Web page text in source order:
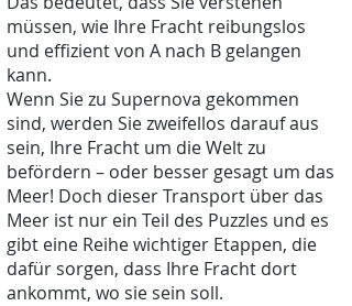
müssen, wie Ihre Fracht reibungslos
und effizient von A nach B gelangen
kann.
Wenn Sie zu Supernova gekommen
sind, werden Sie zweifellos darauf aus
sein, Ihre Fracht um die Welt zu
befördern – oder besser gesagt um das
Meer! Doch dieser Transport über das
Meer ist nur ein Teil des Puzzles und es
gibt eine Reihe wichtiger Etappen, die
dafür sorgen, dass Ihre Fracht dort
ankommt, wo sie sein soll.